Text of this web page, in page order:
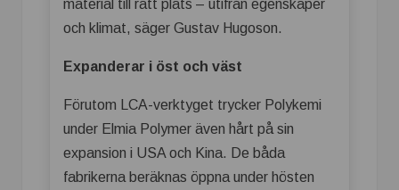
material till rätt plats – utifrån egenskaper
och klimat, säger Gustav Hugoson.
Expanderar i öst och väst
Förutom LCA-verktyget trycker Polykemi
under Elmia Polymer även hårt på sin
expansion i USA och Kina. De båda
fabrikerna beräknas öppna under hösten